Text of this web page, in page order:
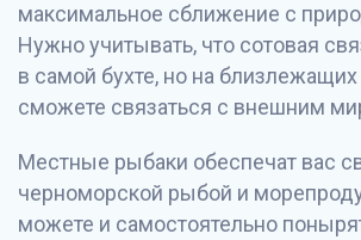
максимальное сближение с
Нужно учитывать, что сотовая
в самой бухте, но на
сможете связаться с внешним
Местные рыбаки обеспечат вас
черноморской рыбой и
можете и самостоятельно